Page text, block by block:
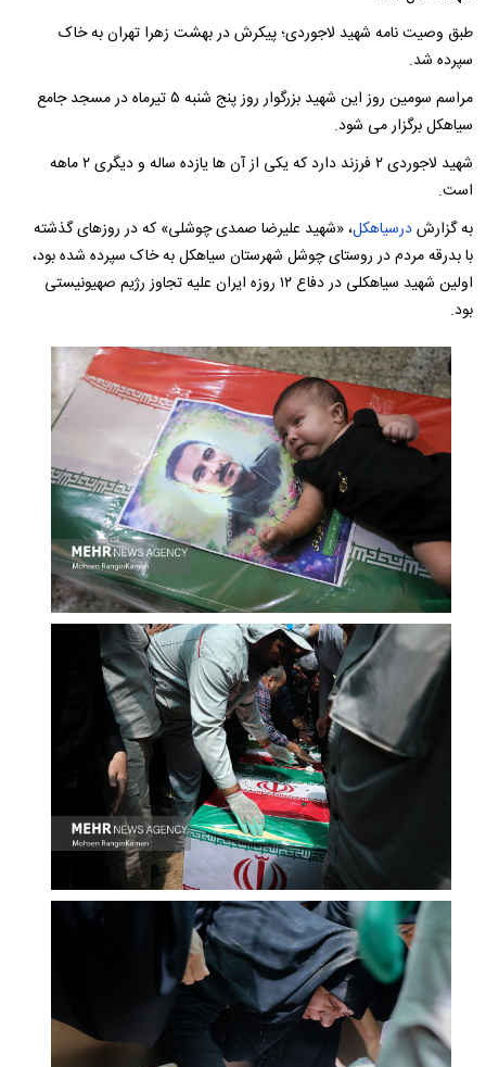
طبق وصیت نامه شهید لاجوردی؛ پیکرش در بهشت زهرا تهران به خاک
سپرده شد.
مراسم سومین روز این شهید بزرگوار روز پنج شنبه ۵ تیرماه در مسجد جامع
سیاهکل برگزار می شود.
شهید لاجوردی ۲ فرزند دارد که یکی از آن ها یازده ساله و دیگری ۲ ماهه
است.
به گزارشدرسیاهکل، «شهید علیرضا صمدی چوشلی» که در روزهای گذشته
با بدرقه مردم در روستای چوشل شهرستان سیاهکل به خاک سپرده شده بود،
اولین شهید سیاهکلی در دفاع ۱۲ روزه ایران علیه تجاوز رژیم صهیونیستی
بود.